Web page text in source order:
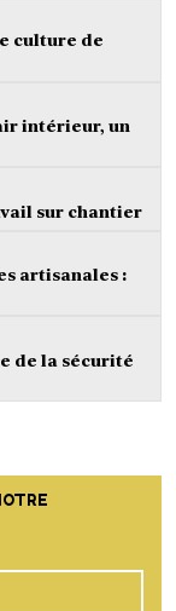
culture de
intérieur, un
sur chantier
artisanales :
de la sécurité